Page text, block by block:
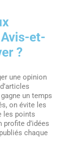
et-
?
une opinion
un temps
on évite les
les points
d’idées
chaque